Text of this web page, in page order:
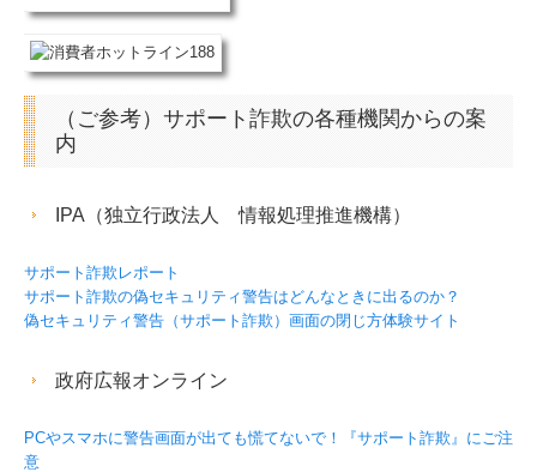
（ご参考）サポート詐欺の各種機関からの案
内
IPA（独立行政法人 情報処理推進機構）
サポート詐欺レポート
サポート詐欺の偽セキュリティ警告はどんなときに出るのか？
偽セキュリティ警告（サポート詐欺）画面の閉じ方体験サイト
政府広報オンライン
PCやスマホに警告画面が出ても慌てないで！『サポート詐欺』にご注
意